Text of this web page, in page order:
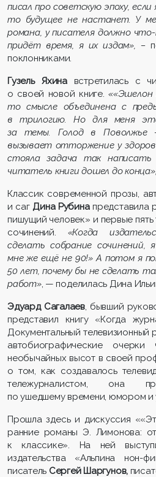
писал про советскую эпоху,
то будущее не настанет. У
романа, у писателя должно
придёт время, я их издам», –
поклонниками.
Гузель Яхина встретилась с
о своей новой книге.««Эшелон
то смысле объединена с
в трилогию. Но для меня
за темы. Голод в
вызывает отторжение у
стояла задача так
читатель книги дошел до
Классик современной прозы,
и сагДина Рубинапредставила
пишущий человек» и первые
сочинений. «Когда
сделать собрание сочинений,
мне же ещё не 90!» А потом я
50 лет, почему бы не сделать
работ», — поделилась Дина
Эдуард Сагалаев, бывший
представил книгу «Когда
Документальный
автобиографические очерки
необычайных высот в своей
о том, как создавалось
тележурналистом, она
по ушедшему времени, юмором и
Прошла здесь и дискуссия
ранние романы Э. Лимонова:
к классике». На ней
издательства «Альпина нон-
писатель Сергей Шаргунов,